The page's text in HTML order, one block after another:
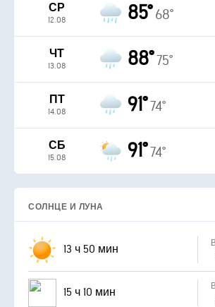
СР
12.08 85° 68°
ЧТ
13.08 88°75°
ПТ
14.08 91°74°
СБ
15.08 91°74°
СОЛНЦЕ И ЛУНА
13 ч 50 мин
15 ч 10 мин